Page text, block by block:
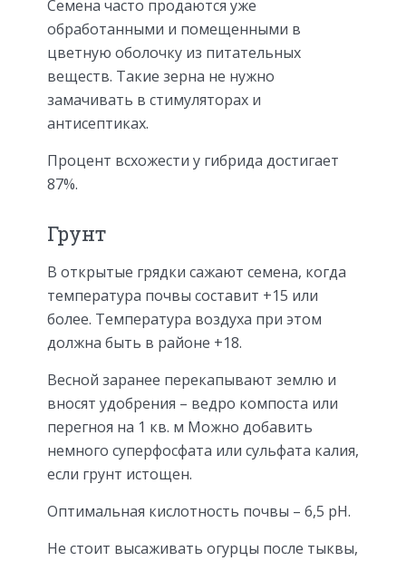
Семена часто продаются уже
обработанными и помещенными в
цветную оболочку из питательных
веществ. Такие зерна не нужно
замачивать в стимуляторах и
антисептиках.
Процент всхожести у гибрида достигает
87%.
Грунт
В открытые грядки сажают семена, когда
температура почвы составит +15 или
более. Температура воздуха при этом
должна быть в районе +18.
Весной заранее перекапывают землю и
вносят удобрения – ведро компоста или
перегноя на 1 кв. м Можно добавить
немного суперфосфата или сульфата калия,
если грунт истощен.
Оптимальная кислотность почвы – 6,5 pH.
Не стоит высаживать огурцы после тыквы,